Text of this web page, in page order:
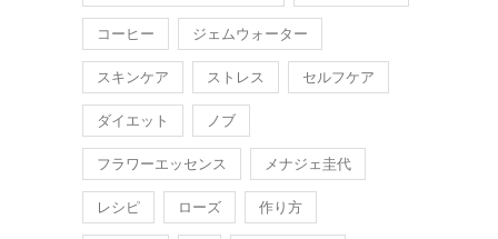
コーヒー ジェムウォーター
スキンケア ストレス セルフケア
ダイエット ノブ
フラワーエッセンス メナジェ圭代
レシピ ローズ 作り方